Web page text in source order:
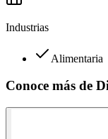
Industrias
Alimentaria
Conoce más de